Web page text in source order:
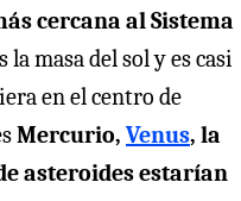
cercana al Sistema
la masa del sol y es casi
en el centro de
Mercurio, Venus, la
asteroides estarían